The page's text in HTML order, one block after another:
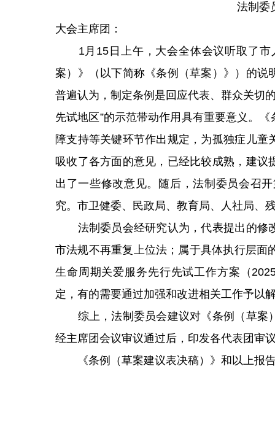
法制委
大会主席团：
1月15日上午，大会全体会议听取了市
案）》（以下简称《条例（草案）》）的
普遍认为，制定条例是回应代表、群众关切
先试地区”的示范带动作用具有重要意义。
障支持等关键环节作出规定，为孤独症儿
吸收了各方面的意见，已经比较成熟，建
出了一些修改意见。随后，法制委员会召
究。市卫健委、民政局、教育局、人社局、
法制委员会经研究认为，代表提出的修
市法规不再重复上位法；属于具体执行层面
生命周期关爱服务先行先试工作方案（
定，有的需要通过加强和改进相关工作予以
综上，法制委员会建议对《条例（草案
经主席团会议审议通过后，印发各代表团审
《条例（草案建议表决稿）》和以上报